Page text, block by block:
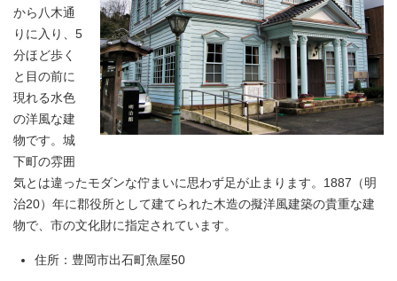
から八木通
りに入り、5
分ほど歩く
と目の前に
現れる水色
の洋風な建
物です。城
下町の雰囲
気とは違ったモダンな佇まいに思わず足が止まります。1887（明
治20）年に郡役所として建てられた木造の擬洋風建築の貴重な建
物で、市の文化財に指定されています。
住所：豊岡市出石町魚屋50